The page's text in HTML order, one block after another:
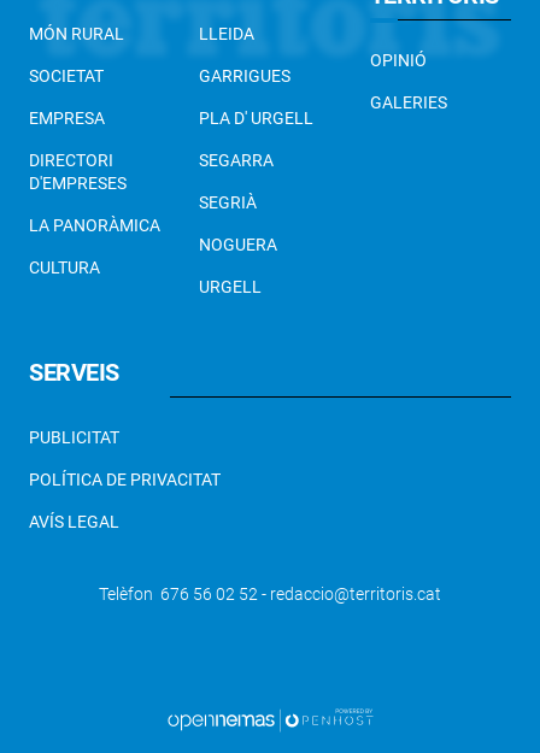
MÓN RURAL
SOCIETAT
EMPRESA
DIRECTORI
D'EMPRESES
LA PANORÀMICA
CULTURA
LLEIDA
GARRIGUES
PLA D' URGELL
SEGARRA
SEGRIÀ
NOGUERA
URGELL
OPINIÓ
GALERIES
SERVEIS
PUBLICITAT
POLÍTICA DE PRIVACITAT
AVÍS LEGAL
Telèfon 676 56 02 52 - redaccio@territoris.cat